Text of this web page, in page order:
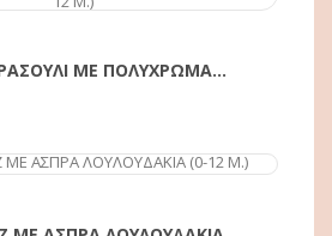
ΜΕ ΠΟΛΥΧΡΩΜΑ...
ΑΓΟΡΆ